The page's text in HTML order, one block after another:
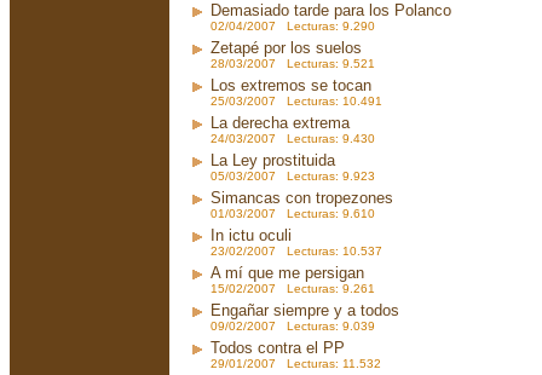
Demasiado tarde para los Polanco
02/04/2007 Lecturas: 9.290
Zetapé por los suelos
28/03/2007 Lecturas: 9.521
Los extremos se tocan
25/03/2007 Lecturas: 10.491
La derecha extrema
24/03/2007 Lecturas: 9.430
La Ley prostituida
05/03/2007 Lecturas: 9.923
Simancas con tropezones
01/03/2007 Lecturas: 9.610
In ictu oculi
23/02/2007 Lecturas: 10.537
A mí que me persigan
15/02/2007 Lecturas: 9.261
Engañar siempre y a todos
09/02/2007 Lecturas: 9.039
Todos contra el PP
29/01/2007 Lecturas: 11.532